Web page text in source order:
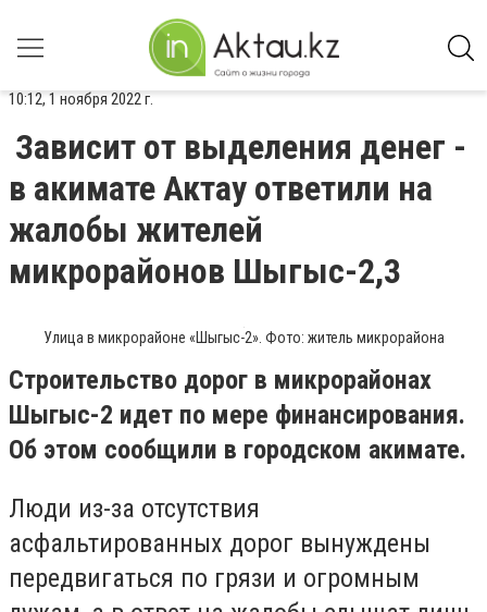
10:12, 1 ноября 2022 г.
Зависит от выделения денег -
в акимате Актау ответили на
жалобы жителей
микрорайонов Шыгыс-2,3
Улица в микрорайоне «Шыгыс-2». Фото: житель микрорайона
Строительство дорог в микрорайонах
Шыгыс-2 идет по мере финансирования.
Об этом сообщили в городском акимате.
Люди из-за отсутствия
асфальтированных дорог вынуждены
передвигаться по грязи и огромным